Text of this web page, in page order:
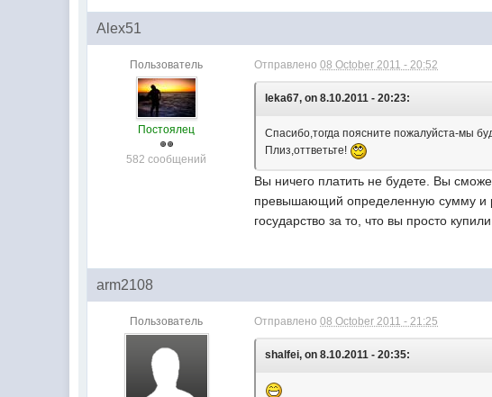
Alex51
Пользователь
Постоялец
582 сообщений
Отправлено08 October 2011 - 20:52
leka67, on 8.10.2011 - 20:23:
Спасибо,тогда поясните пожалуйста-мы
Плиз,оттветьте!
Вы ничего платить не будете. Вы
превышающий определенную сумму и
государство за то, что вы просто
arm2108
Пользователь Отправлено08 October 2011 - 21:25
shalfei, on 8.10.2011 - 20:35: